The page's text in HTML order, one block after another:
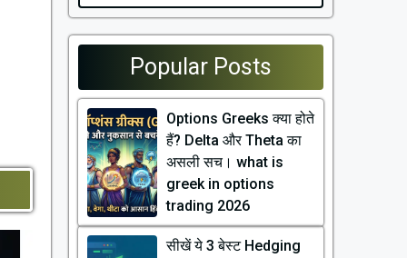
Popular Posts
Options Greeks क्या होते
हैं? Delta और Theta का
असली सच। what is
greek in options
trading 2026
सीखें ये 3 बेस्ट Hedging